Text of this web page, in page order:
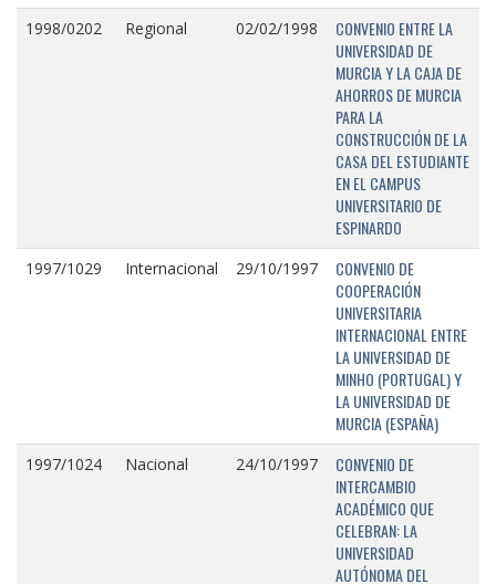
1998/0202 Regional 02/02/1998
CONVENIO ENTRE LA
UNIVERSIDAD DE
MURCIA Y LA CAJA DE
AHORROS DE MURCIA
PARA LA
CONSTRUCCIÓN DE LA
CASA DEL ESTUDIANTE
EN EL CAMPUS
UNIVERSITARIO DE
ESPINARDO
1997/1029 Internacional 29/10/1997
CONVENIO DE
COOPERACIÓN
UNIVERSITARIA
INTERNACIONAL ENTRE
LA UNIVERSIDAD DE
MINHO (PORTUGAL) Y
LA UNIVERSIDAD DE
MURCIA (ESPAÑA)
1997/1024 Nacional 24/10/1997
CONVENIO DE
INTERCAMBIO
ACADÉMICO QUE
CELEBRAN: LA
UNIVERSIDAD
AUTÓNOMA DEL